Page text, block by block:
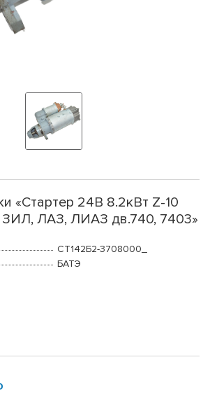
«Стартер 24В 8.2кВт Z-10
ЛАЗ, ЛИАЗ дв.740, 7403»
СТ142Б2-3708000_
БАТЭ